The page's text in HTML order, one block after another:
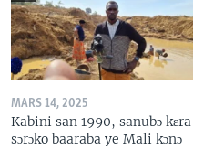
MARS 14, 2025
Kabini san 1990, sanubɔ kɛra
sɔrɔko baaraba ye Mali kɔnɔ